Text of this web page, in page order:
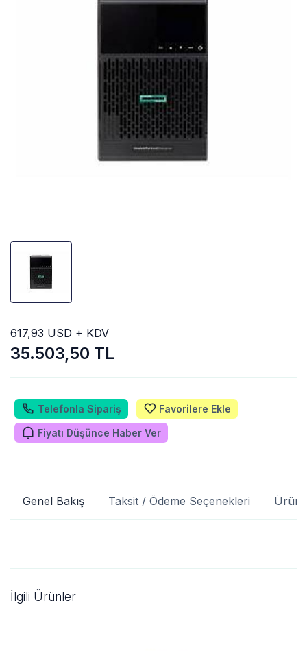
35.503,50 TL
617,93 USD + KDV
Telefonla Sipariş Favorilere Ekle
Fiyatı Düşünce Haber Ver
Genel Bakış Taksit / Ödeme Seçenekleri Ürün
İlgili Ürünler